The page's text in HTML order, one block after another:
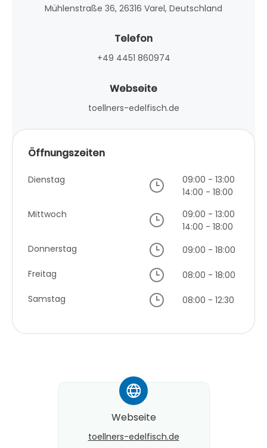
Mühlenstraße 36, 26316 Varel, Deutschland
Telefon
+49 4451 860974
Webseite
toellners-edelfisch.de
Öffnungszeiten
Dienstag
09:00 - 13:00
14:00 - 18:00
Mittwoch
09:00 - 13:00
14:00 - 18:00
Donnerstag
09:00 - 18:00
Freitag
08:00 - 18:00
Samstag
08:00 - 12:30
*
Webseite
toellners-edelfisch.de